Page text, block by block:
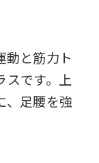
動と筋力ト
スです。上
、足腰を強